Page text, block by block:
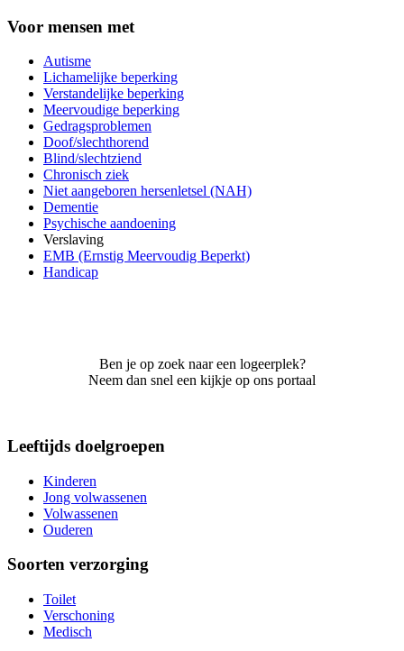
Voor mensen met
Autisme
Lichamelijke beperking
Verstandelijke beperking
Meervoudige beperking
Gedragsproblemen
Doof/slechthorend
Blind/slechtziend
Chronisch ziek
Niet aangeboren hersenletsel (NAH)
Dementie
Psychische aandoening
Verslaving
EMB (Ernstig Meervoudig Beperkt)
Handicap
Ben je op zoek naar een logeerplek?
Neem dan snel een kijkje op ons portaal
Leeftijds doelgroepen
Kinderen
Jong volwassenen
Volwassenen
Ouderen
Soorten verzorging
Toilet
Verschoning
Medisch